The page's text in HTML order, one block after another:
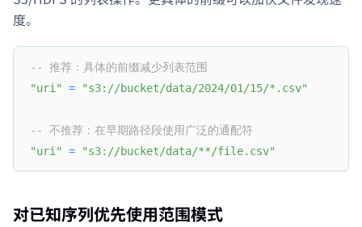
度。
-- 推荐：具体的前缀减少列表范围
"uri"
= "s3://bucket/data/2024/01/15/*.csv"
-- 不推荐：在早期路径段使用广泛的通配符
"uri"
= "s3://bucket/data/**/file.csv"
对已知序列优先使用范围模式